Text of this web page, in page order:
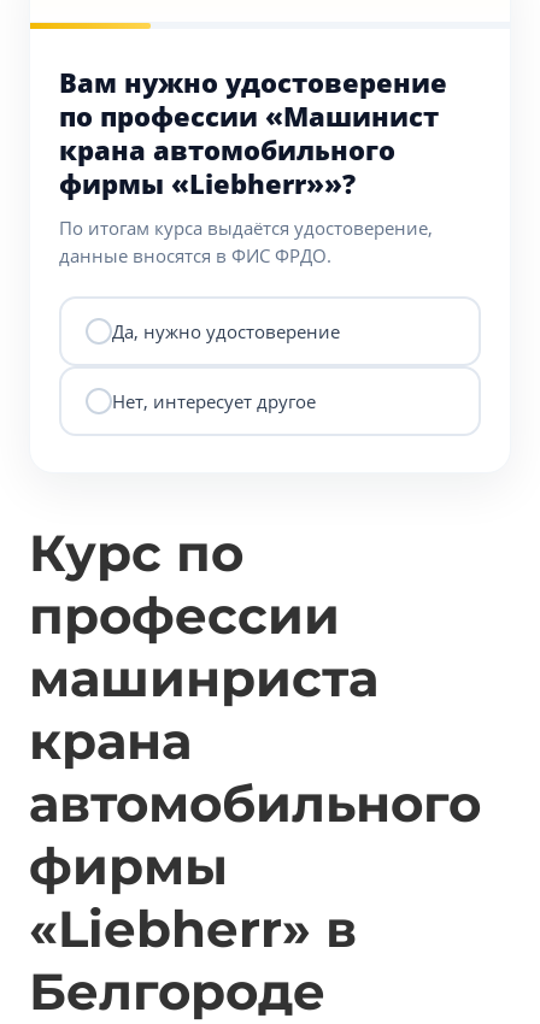
Вам нужно удостоверение
по профессии «Машинист
крана автомобильного
фирмы «Liebherr»»?
По итогам курса выдаётся удостоверение,
данные вносятся в ФИС ФРДО.
Да, нужно удостоверение
Нет, интересует другое
Курс по
профессии
машинриста
крана
автомобильного
фирмы
«Liebherr» в
Белгороде